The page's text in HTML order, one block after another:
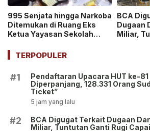
995 Senjata hingga Narkoba
Ditemukan di Ruang Eks
Ketua Yayasan Sekolah
Ekskul Menembak!
BCA
Dugaan
Miliar,
TERPOPULER
#1
Pendaftaran Upacara HUT ke-81
Diperpanjang, 128.331 Orang
Ticket”
5 jam yang lalu
#2
BCA Digugat Terkait Dugaan
Miliar, Tuntutan Ganti Rugi